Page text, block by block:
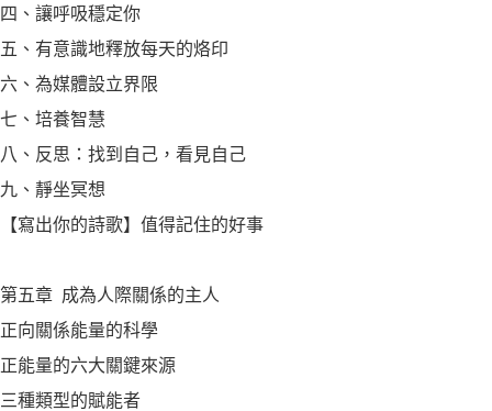
四、讓呼吸穩定你
五、有意識地釋放每天的烙印
六、為媒體設立界限
七、培養智慧
八、反思：找到自己，看見自己
九、靜坐冥想
【寫出你的詩歌】值得記住的好事
第五章 成為人際關係的主人
正向關係能量的科學
正能量的六大關鍵來源
三種類型的賦能者